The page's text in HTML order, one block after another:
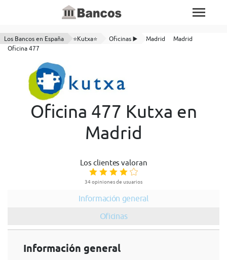
Los Bancos en España ⭐Kutxa⭐ Oficinas ▶️ Madrid
Madrid
Oficina 477
Oficina 477 Kutxa en
Madrid
Los clientes valoran
34 opiniones de usuarios
Información general
Oficinas
Información general